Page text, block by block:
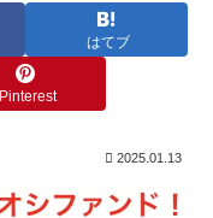
はてブ
Pinterest
2025.01.13